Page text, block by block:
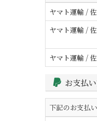
ヤマト運輸 /
ヤマト運輸 /
ヤマト運輸 /
お支払
下記のお支払